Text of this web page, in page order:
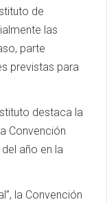
de
las
parte
previstas para
destaca la
Convención
año en la
la Convención